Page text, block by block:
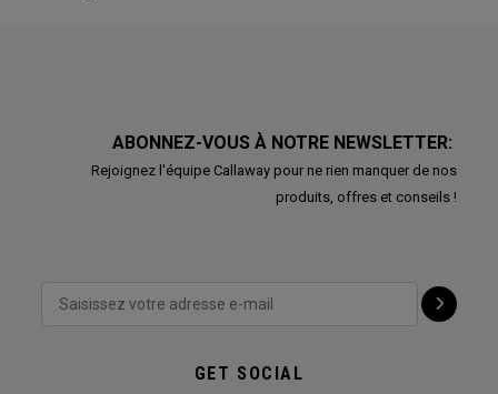
ABONNEZ-VOUS À NOTRE NEWSLETTER:
Rejoignez l'équipe Callaway pour ne rien manquer de nos
produits, offres et conseils !
GET SOCIAL